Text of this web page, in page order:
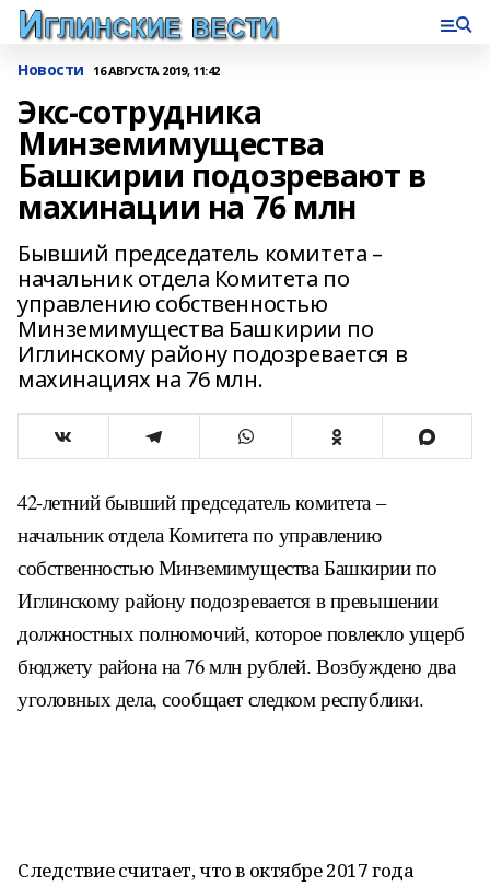
Новости 16 АВГУСТА 2019, 11:42
Экс-сотрудника
Минземимущества
Башкирии подозревают в
махинации на 76 млн
Бывший председатель комитета –
начальник отдела Комитета по
управлению собственностью
Минземимущества Башкирии по
Иглинскому району подозревается в
махинациях на 76 млн.
42-летний бывший председатель комитета –
начальник отдела Комитета по управлению
собственностью Минземимущества Башкирии по
Иглинскому району подозревается в превышении
должностных полномочий, которое повлекло ущерб
бюджету района на 76 млн рублей. Возбуждено два
уголовных дела, сообщает следком республики.
Следствие считает, что в октябре 2017 года